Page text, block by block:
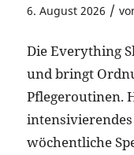
6. August 2026 /
Die Everything
und bringt
Pflegeroutinen.
wöchentliche